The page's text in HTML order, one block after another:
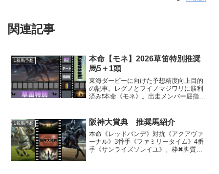
関連記事
1着馬予想
本命【モネ】2026草笛特別推奨
馬5＋1頭
東海ダービーに向けた予想精度向上目的
の記事。レグノとフイノマジワリに勝利
済み❗️本命《モネ》。出走メンバー屈指の
の末脚を発揮できれば複勝圏内突入可能
❗️3番手《レグ...
1着馬予想 阪神大賞典 推奨馬紹介
本命《レッドバンデ》対抗《アクアヴァ
ーナル》3番手《ファミリータイム》4番
手《サンライズソレイユ》。枠✖︎脚質、